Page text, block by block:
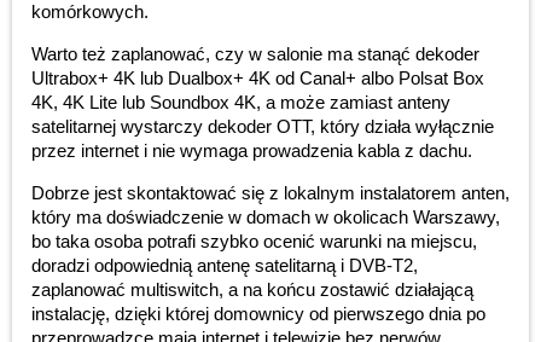
komórkowych.
Warto też zaplanować, czy w salonie ma stanąć dekoder
Ultrabox+ 4K lub Dualbox+ 4K od Canal+ albo Polsat Box
4K, 4K Lite lub Soundbox 4K, a może zamiast anteny
satelitarnej wystarczy dekoder OTT, który działa wyłącznie
przez internet i nie wymaga prowadzenia kabla z dachu.
Dobrze jest skontaktować się z lokalnym instalatorem anten,
który ma doświadczenie w domach w okolicach Warszawy,
bo taka osoba potrafi szybko ocenić warunki na miejscu,
doradzi odpowiednią antenę satelitarną i DVB-T2,
zaplanować multiswitch, a na końcu zostawić działającą
instalację, dzięki której domownicy od pierwszego dnia po
przeprowadzce mają internet i telewizję bez nerwów.